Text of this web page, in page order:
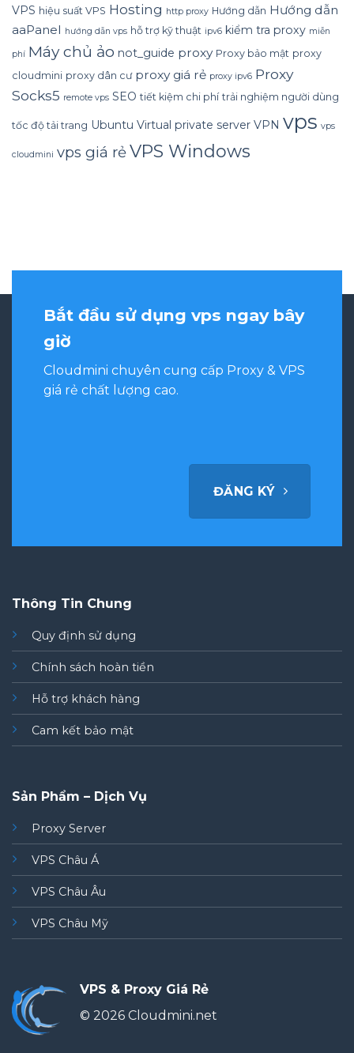
VPS hiệu suất VPS Hosting http proxy Hướng dẫn Hướng dẫn
aaPanel hướng dẫn vps hỗ trợ kỹ thuật ipv6 kiểm tra proxy miễn
phí Máy chủ ảo not_guide proxy Proxy bảo mật proxy
cloudmini proxy dân cư proxy giá rẻ proxy ipv6 Proxy
Socks5 remote vps SEO tiết kiệm chi phí trải nghiệm người dùng
tốc độ tải trang Ubuntu Virtual private server VPN vps vps
cloudmini vps giá rẻVPS Windows
Bắt đầu sử dụng vps ngay bây
giờ
Cloudmini chuyên cung cấp Proxy & VPS
giá rẻ chất lượng cao.
ĐĂNG KÝ
Thông Tin Chung
Quy định sử dụng
Chính sách hoàn tiền
Hỗ trợ khách hàng
Cam kết bảo mật
Sản Phẩm – Dịch Vụ
Proxy Server
VPS Châu Á
VPS Châu Âu
VPS Châu Mỹ
VPS & Proxy Giá Rẻ
© 2026 Cloudmini.net